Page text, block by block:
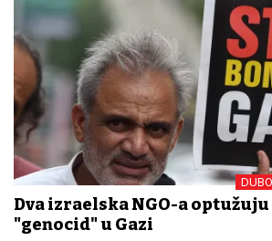
Dva izraelska NGO-a
"genocid" u Gazi